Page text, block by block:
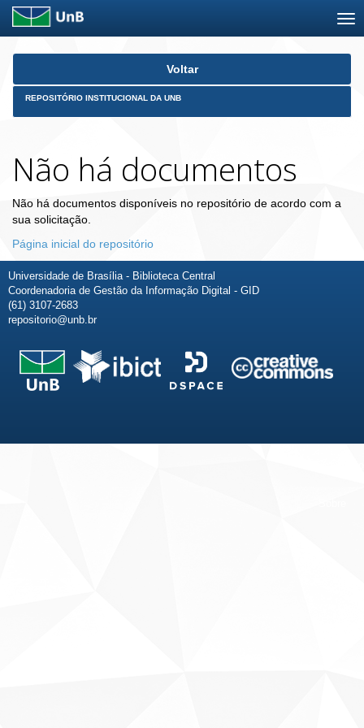
Skip
Voltar
REPOSITÓRIO INSTITUCIONAL DA UNB
Não há documentos
Não há documentos disponíveis no repositório de acordo com a
sua solicitação.
Página inicial do repositório
Universidade de Brasília - Biblioteca Central
Coordenadoria de Gestão da Informação Digital - GID
(61) 3107-2683
repositorio@unb.br